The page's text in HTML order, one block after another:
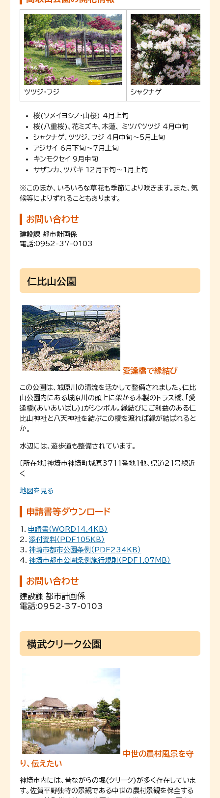
ツツジ・フジ シャクナゲ
桜(ソメイヨシノ・山桜) 4月上旬
桜(八重桜)、花ミズキ、木蓮、 ミツバツツジ 4月中旬
シャクナゲ、ツツジ、フジ 4月中旬〜5月上旬
アジサイ 6月下旬〜7月上旬
キンモクセイ 9月中旬
サザンカ、ツバキ 12月下旬〜1月上旬
※このほか、いろいろな草花も季節により咲きます。また、気
候等によりずれることもあります。
お問い合わせ
建設課 都市計画係
電話:0952-37-0103
仁比山公園
愛逢橋で縁結び
この公園は、城原川の清流を活かして整備されました。仁比
山公園内にある城原川の頭上に架かる木製のトラス橋、「愛
逢橋(あいあいばし)」がシンボル。縁結びにご利益のある仁
比山神社と八天神社を結ぶこの橋を渡れば縁が結ばれると
か。
水辺には、遊歩道も整備されています。
〔所在地〕神埼市神埼町城原3711番地1他、県道21号線近
く
地図を見る
申請書等ダウンロード
1． 申請書（WORD14.4KB）
2．添付資料（PDF105KB）
3．神埼市都市公園条例（PDF234KB）
4．神埼市都市公園条例施行規則（PDF1.07MB）
お問い合わせ
建設課 都市計画係
電話:0952-37-0103
横武クリーク公園
中世の農村風景を守
り、伝えたい
神埼市内には、昔ながらの堀(クリーク)が多く存在していま
す。佐賀平野独特の景観である中世の農村景観を保全する